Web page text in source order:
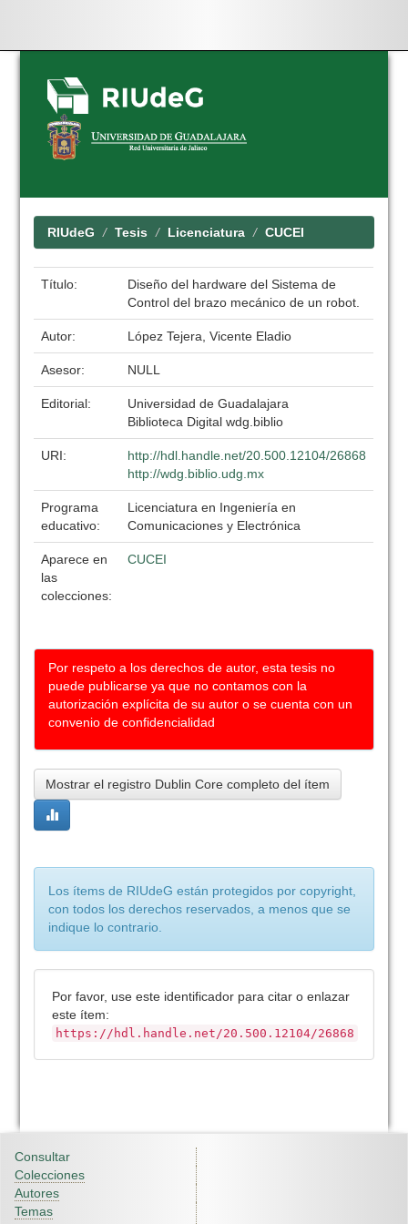
Skip
navigation
RIUdeG Tesis Licenciatura CUCEI
Título:
Diseño del hardware del Sistema de
Control del brazo mecánico de un robot.
Autor: López Tejera, Vicente Eladio
Asesor: NULL
Editorial:
Universidad de Guadalajara
Biblioteca Digital wdg.biblio
URI:
http://hdl.handle.net/20.500.12104/26868
http://wdg.biblio.udg.mx
Programa
educativo:
Licenciatura en Ingeniería en
Comunicaciones y Electrónica
Aparece en
las
colecciones:
CUCEI
Por respeto a los derechos de autor, esta tesis no
puede publicarse ya que no contamos con la
autorización explícita de su autor o se cuenta con un
convenio de confidencialidad
Mostrar el registro Dublin Core completo del ítem
Los ítems de RIUdeG están protegidos por copyright,
con todos los derechos reservados, a menos que se
indique lo contrario.
Por favor, use este identificador para citar o enlazar
este ítem:
https://hdl.handle.net/20.500.12104/26868
Consultar
Colecciones
Autores
Temas